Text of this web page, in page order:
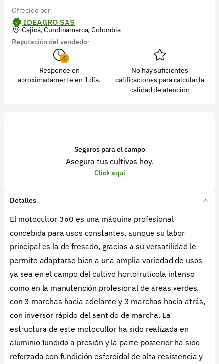
Ofrecido por
IDEAGRO SAS
Cajicá, Cundinamarca, Colombia
Reputación del vendedor
Responde en
aproximadamente en 1 día.
No hay suficientes
calificaciones para calcular la
calidad de atención
Seguros para el campo
Asegura tus cultivos hoy.
Click aquí
Detalles
El motocultor 360 es una máquina profesional
concebida para usos constantes, aunque su labor
principal es la de fresado, gracias a su versatilidad le
permite adaptarse bien a una amplia variedad de usos
ya sea en el campo del cultivo hortofrutícola intenso
como en la manutención profesional de áreas verdes.
con 3 marchas hacia adelante y 3 marchas hacia atrás,
con inversor rápido del sentido de marcha. La
estructura de este motocultor ha sido realizada en
aluminio fundido a presión y la parte posterior ha sido
reforzada con fundición esferoidal de alta resistencia y